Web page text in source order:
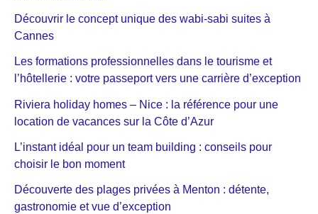
Découvrir le concept unique des wabi-sabi suites à
Cannes
Les formations professionnelles dans le tourisme et
l’hôtellerie : votre passeport vers une carrière d’exception
Riviera holiday homes – Nice : la référence pour une
location de vacances sur la Côte d’Azur
L’instant idéal pour un team building : conseils pour
choisir le bon moment
Découverte des plages privées à Menton : détente,
gastronomie et vue d’exception